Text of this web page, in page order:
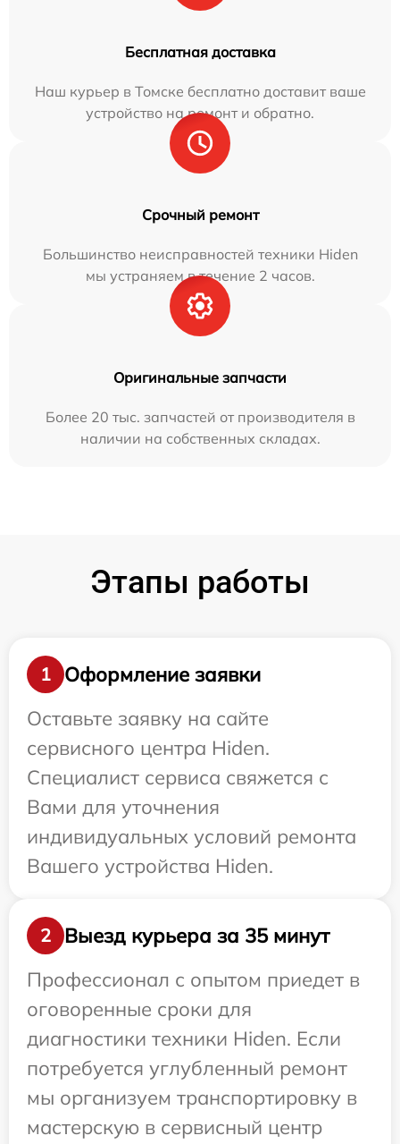
Бесплатная доставка
Наш курьер в Томске бесплатно доставит ваше
устройство на ремонт и обратно.
Срочный ремонт
Большинство неисправностей техники Hiden
мы устраняем в течение 2 часов.
Оригинальные запчасти
Более 20 тыс. запчастей от производителя в
наличии на собственных складах.
Этапы работы
1
Оформление заявки
Оставьте заявку на сайте
сервисного центра Hiden.
Специалист сервиса свяжется с
Вами для уточнения
индивидуальных условий ремонта
Вашего устройства Hiden.
2
Выезд курьера за 35 минут
Профессионал с опытом приедет в
оговоренные сроки для
диагностики техники Hiden. Если
потребуется углубленный ремонт
мы организуем транспортировку в
мастерскую в сервисный центр